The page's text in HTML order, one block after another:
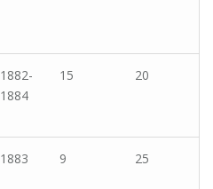
1882-
1884
15 20
1883 9 25